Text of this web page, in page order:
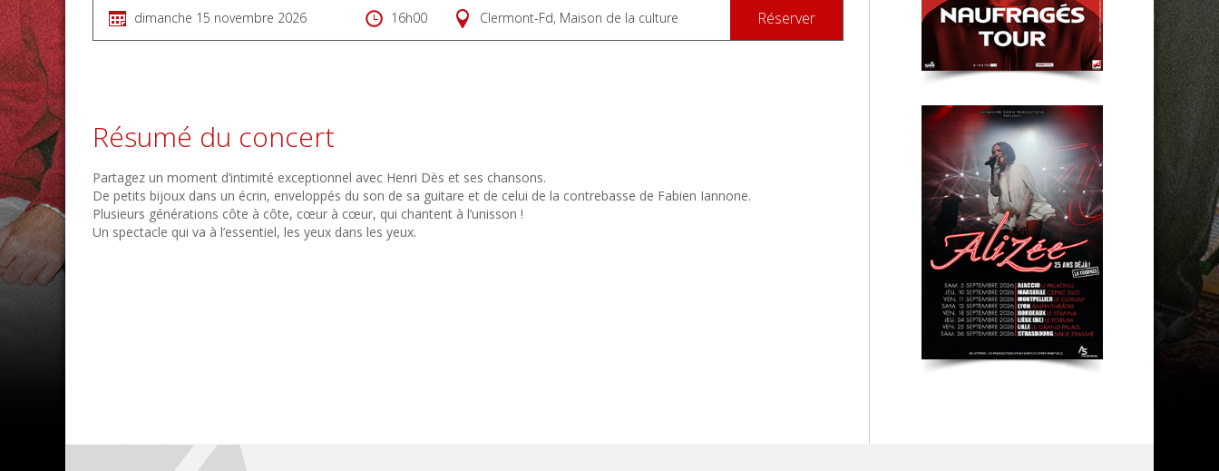
dimanche 15 novembre 2026 16h00 Réserver
Clermont-Fd, Maison de la culture
Résumé du concert
Partagez un moment d’intimité exceptionnel avec Henri Dès et ses chansons.
De petits bijoux dans un écrin, enveloppés du son de sa guitare et de celui de la contrebasse de Fabien Iannone.
Plusieurs générations côte à côte, cœur à cœur, qui chantent à l’unisson !
Un spectacle qui va à l’essentiel, les yeux dans les yeux.